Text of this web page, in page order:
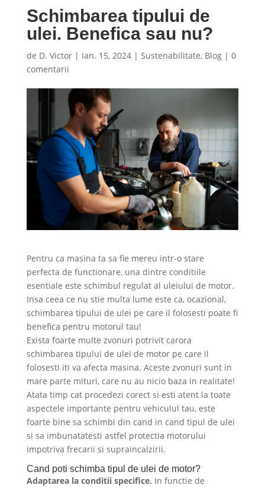
Schimbarea tipului de
ulei. Benefica sau nu?
de D. Victor| ian. 15, 2024| Sustenabilitate, Blog| 0
comentarii
Pentru ca masina ta sa fie mereu intr-o stare
perfecta de functionare, una dintre conditiile
esentiale este schimbul regulat al uleiului de motor.
Insa ceea ce nu stie multa lume este ca, ocazional,
schimbarea tipului de ulei pe care il folosesti poate fi
benefica pentru motorul tau!
Exista foarte multe zvonuri potrivit carora
schimbarea tipului de ulei de motor pe care il
folosesti iti va afecta masina. Aceste zvonuri sunt in
mare parte mituri, care nu au nicio baza in realitate!
Atata timp cat procedezi corect si esti atent la toate
aspectele importante pentru vehiculul tau, este
foarte bine sa schimbi din cand in cand tipul de ulei
si sa imbunatatesti astfel protectia motorului
impotriva frecarii si supraincalzirii.
Cand poti schimba tipul de ulei de motor?
Adaptarea la conditii specifice. In functie de